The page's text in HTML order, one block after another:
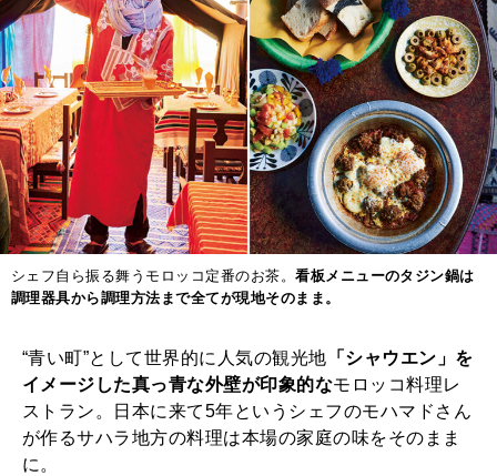
シェフ自ら振る舞うモロッコ定番のお茶。看板メニューのタジン鍋は
調理器具から調理方法まで全てが現地そのまま。
“青い町”として世界的に人気の観光地 「シャウエン」を
イメージした真っ青な外壁が印象的なモロッコ料理レ
ストラン。日本に来て5年というシェフのモハマドさん
が作るサハラ地方の料理は本場の家庭の味をそのまま
に。